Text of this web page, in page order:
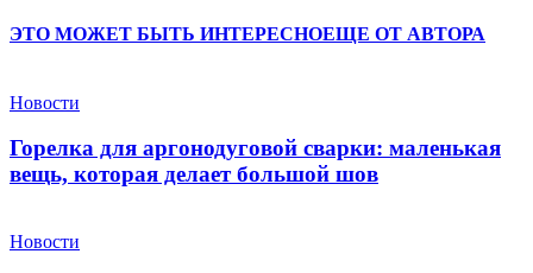
ЭТО МОЖЕТ БЫТЬ ИНТЕРЕСНОЕЩЕ ОТ АВТОРА
Новости
Горелка для аргонодуговой сварки: маленькая
вещь, которая делает большой шов
Новости